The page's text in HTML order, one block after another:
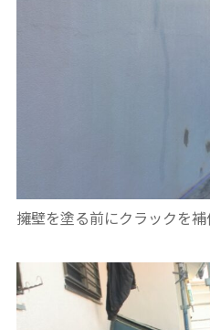
擁壁を塗る前にクラックを補